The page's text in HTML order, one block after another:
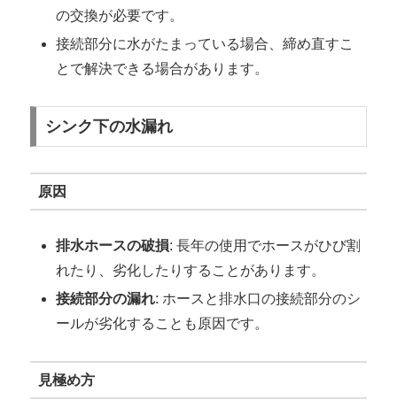
の交換が必要です。
接続部分に水がたまっている場合、締め直すこ
とで解決できる場合があります。
シンク下の水漏れ
原因
排水ホースの破損: 長年の使用でホースがひび割
れたり、劣化したりすることがあります。
接続部分の漏れ: ホースと排水口の接続部分のシ
ールが劣化することも原因です。
見極め方